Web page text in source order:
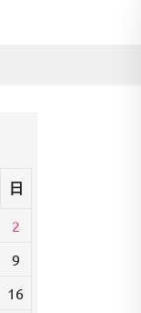
日
2
9
16